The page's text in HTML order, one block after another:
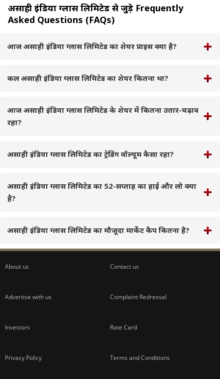
असाही इंडिया ग्लास लिमिटेड से जुड़े Frequently
Asked Questions (FAQs)
आज असाही इंडिया ग्लास लिमिटेड का शेयर प्राइस क्या है?
कल असाही इंडिया ग्लास लिमिटेड का शेयर कितना था?
आज असाही इंडिया ग्लास लिमिटेड के शेयर में कितना उतार-चढ़ाव
रहा?
असाही इंडिया ग्लास लिमिटेड का ट्रेडिंग वॉल्यूम कैसा रहा?
असाही इंडिया ग्लास लिमिटेड का 52-सप्ताह का हाई और लो क्या
है?
असाही इंडिया ग्लास लिमिटेड का मौजूदा मार्केट कैप कितना है?
About us Contact us
Advertise with us Complaint Redressal
Investors Rate Card
Privacy Policy Terms and Conditions